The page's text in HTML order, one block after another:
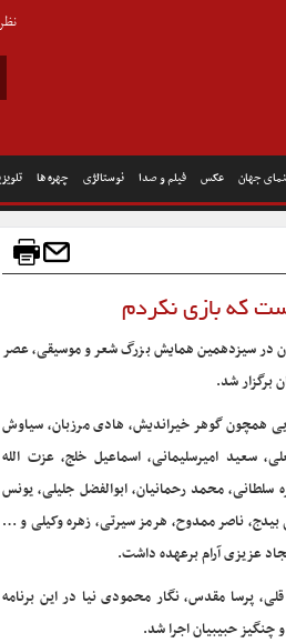
جهان عکس فیلم و صدا نوستالژی چهره ها
که بازی نکردم
در سیزدهمین همایش بزرگ شعر و موسیقی، عصر
همچون گوهر خیراندیش، هادی مرزبان، سیاوش
سعید امیرسلیمانی، اسماعیل خلج، عزت الله
سلطانی، محمد رحمانیان، ابوالفضل جلیلی، یونس
ناصر ممدوح، هرمز سیرتی، زهره وکیلی و …
عزیزی آرام برعهده داشت.
پرسا مقدس، نگار محمودی نیا در این برنامه
حبیبیان اجرا شد.